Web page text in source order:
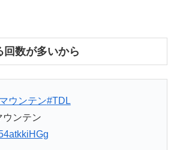
数が多いから
ウンテン#TDL
ウンテン